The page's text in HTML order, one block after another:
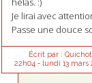
Je lirai avec
Passe une douce
Écrit par :
22h04 - lundi 13 mars